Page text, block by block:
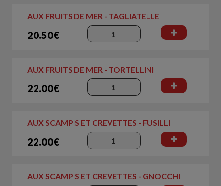
AUX FRUITS DE MER - TAGLIATELLE
20.50€
AUX FRUITS DE MER - TORTELLINI
22.00€
AUX SCAMPIS ET CREVETTES - FUSILLI
22.00€
AUX SCAMPIS ET CREVETTES - GNOCCHI